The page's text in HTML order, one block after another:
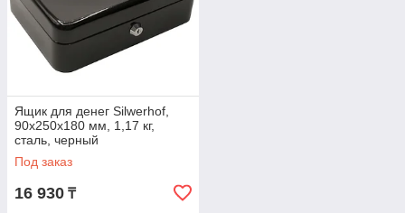
Ящик для денег Silwerhof,
90х250х180 мм, 1,17 кг,
сталь, черный
Под заказ
16 930 ₸